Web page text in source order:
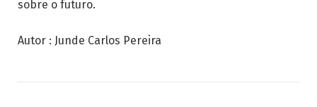
sobre o futuro.
Autor : Junde Carlos Pereira